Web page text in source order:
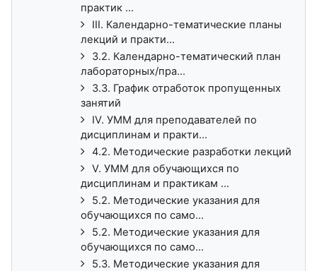
практик ...
III. Календарно-тематические планы
лекций и практи...
3.2. Календарно-тематический план
лабораторных/пра...
3.3. График отработок пропущенных
занятий
IV. УММ для преподавателей по
дисциплинам и практи...
4.2. Методические разработки лекций
V. УММ для обучающихся по
дисциплинам и практикам ...
5.2. Методические указания для
обучающихся по само...
5.2. Методические указания для
обучающихся по само...
5.3. Методические указания для